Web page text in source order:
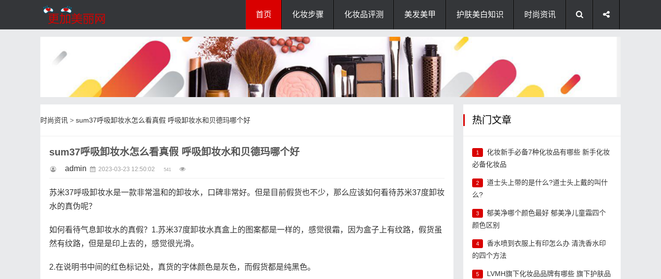
首页 化妆步骤 化妆品评测 美发美甲 护肤美白知识 时尚资讯
时尚资讯 > sum37呼吸卸妆水怎么看真假 呼吸卸妆水和贝德玛哪个好
sum37呼吸卸妆水怎么看真假 呼吸卸妆水和贝德玛哪个好
admin 2023-03-23 12:50:02 541
苏米37呼吸卸妆水是一款非常温和的卸妆水，口碑非常好。但是目前假货也不少，那么应该如何看待苏米37度卸妆
水的真伪呢？
如何看待气息卸妆水的真假？1.苏米37度卸妆水真盒上的图案都是一样的，感觉很霜，因为盒子上有纹路，假货虽
然有纹路，但是是印上去的，感觉很光滑。
2.在说明书中间的红色标记处，真货的字体颜色是灰色，而假货都是纯黑色。
热门文章
1
化妆新手必备7种化妆品有哪些 新手化妆
必备化妆品
2
道士头上带的是什么?道士头上戴的叫什
么?
3
郁美净哪个颜色最好 郁美净儿童霜四个
颜色区别
4
香水喷到衣服上有印怎么办 清洗香水印
的四个方法
5
LVMH旗下化妆品品牌有哪些 旗下护肤品